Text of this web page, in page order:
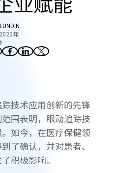
年
技术应用创新的先锋
围表明，眼动追踪技
如今，在医疗保健领
了确认，并对患者、
积极影响。